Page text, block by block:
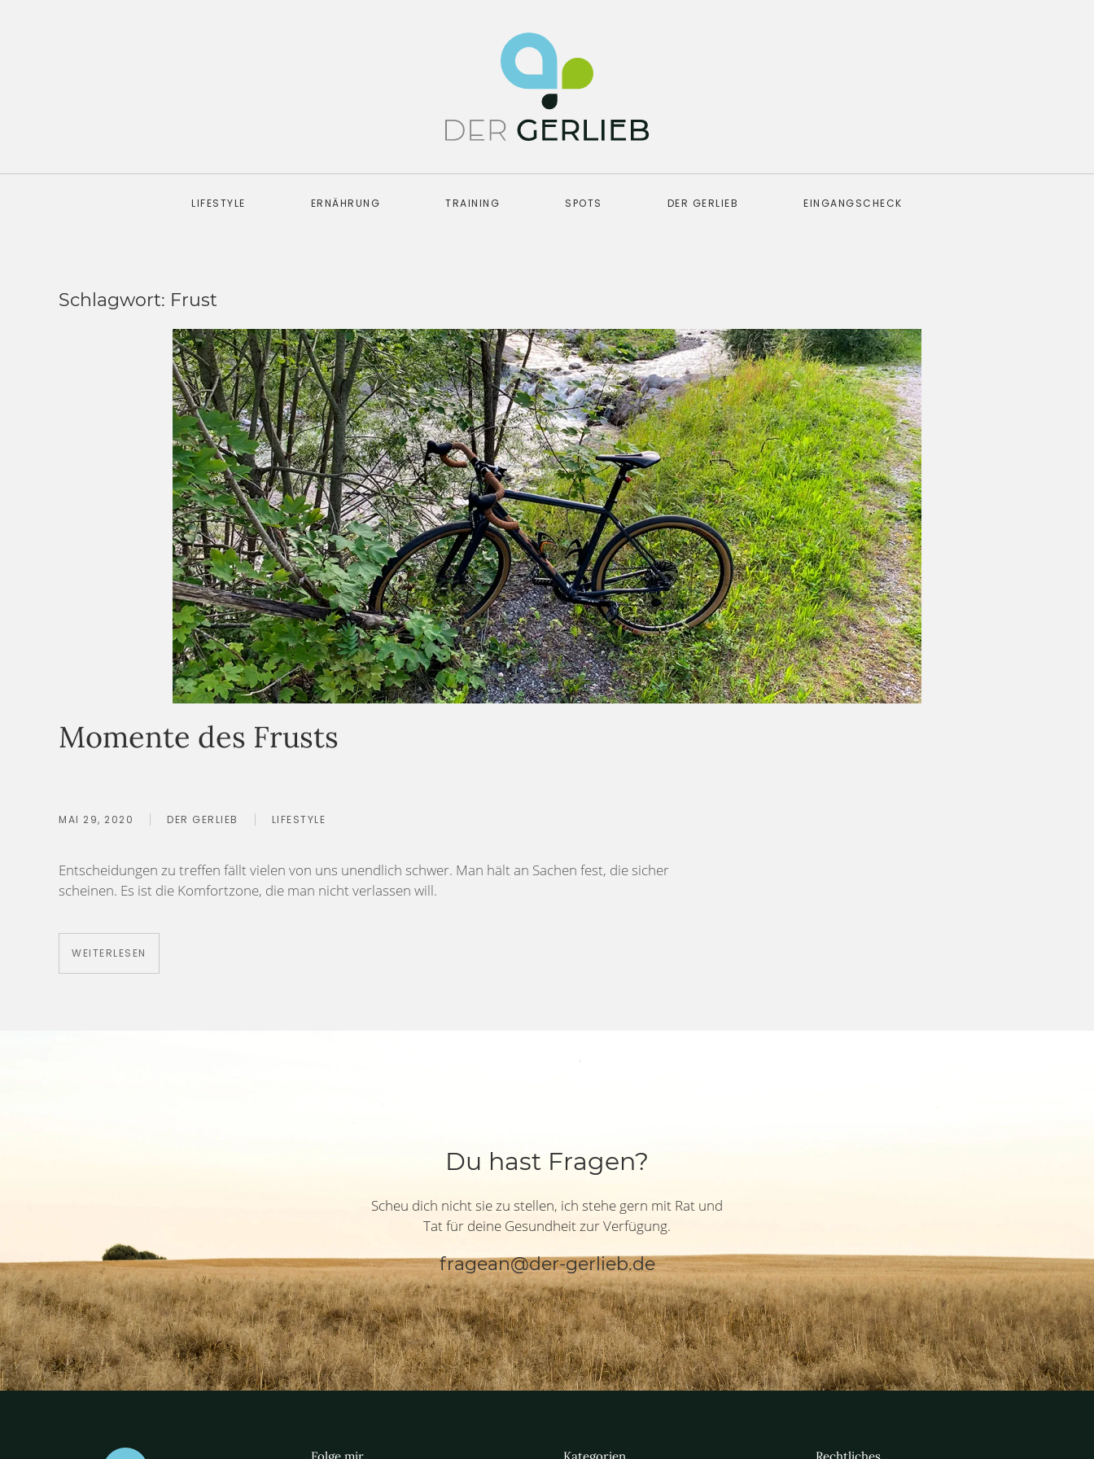
LIFESTYLE ERNÄHRUNG TRAINING SPOTS DER GERLIEB EINGANGSCHECK
Schlagwort: Frust
Momente des Frusts
MAI 29, 2020 DER GERLIEB LIFESTYLE
Entscheidungen zu treffen fällt vielen von uns unendlich schwer. Man hält an Sachen fest, die sicher
scheinen. Es ist die Komfortzone, die man nicht verlassen will.
WEITERLESEN
Du hast Fragen?
Scheu dich nicht sie zu stellen, ich stehe gern mit Rat und
Tat für deine Gesundheit zur Verfügung.
fragean@der-gerlieb.de